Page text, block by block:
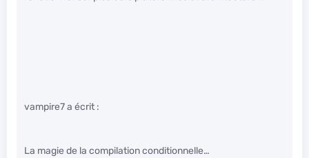
vampire7 a écrit :
La magie de la compilation conditionnelle…